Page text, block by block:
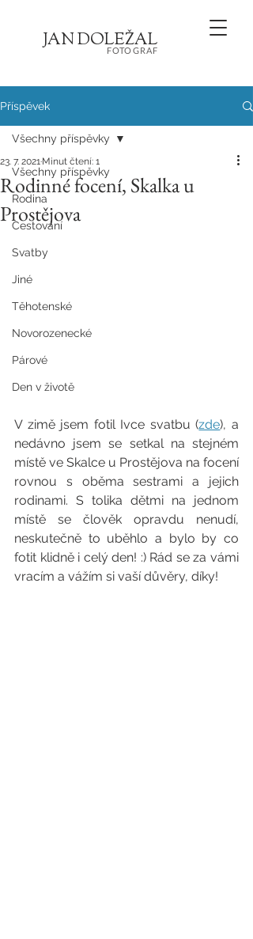
JANDOLEŽAL
FOTOGRAF
Příspěvek
Všechny příspěvky
Rodina
Cestování
Svatby
Jiné
Těhotenské
Novorozenecké
Párové
Den v životě
Všechny příspěvky
Rodinné focení, Skalka u
Prostějova
23. 7. 2021 Minut čtení: 1
V zimě jsem fotil Ivce svatbu (zde), a
nedávno jsem se setkal na stejném
místě ve Skalce u Prostějova na focení
rovnou s oběma sestrami a jejich
rodinami. S tolika dětmi na jednom
místě se člověk opravdu nenudí,
neskutečně to uběhlo a bylo by co
fotit klidně i celý den! :) Rád se za vámi
vracím a vážím si vaší důvěry, díky!